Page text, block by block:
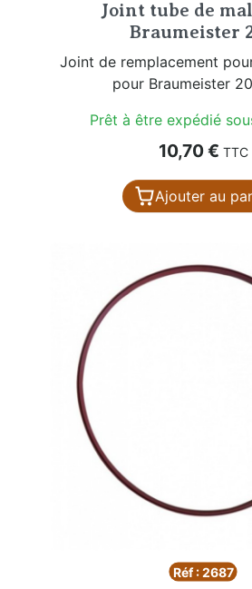
Joint tube de
Braumeister
Joint de remplacement
pour Braumeister
Prêt à être expédié
Prix
10,70 € TTC
Ajouter au
Réf : 2687